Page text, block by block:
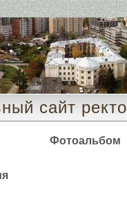
сайт
Фотоальбом